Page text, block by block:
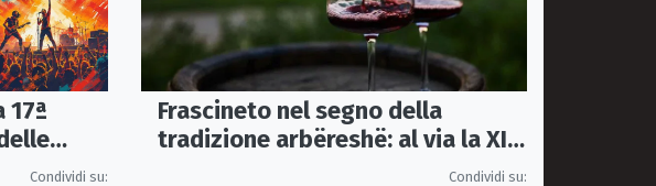
17ª
Condividi su:
Frascineto nel segno della
tradizione arbëreshë: al via la XII
edizione della Festa del VinoCondividi su: